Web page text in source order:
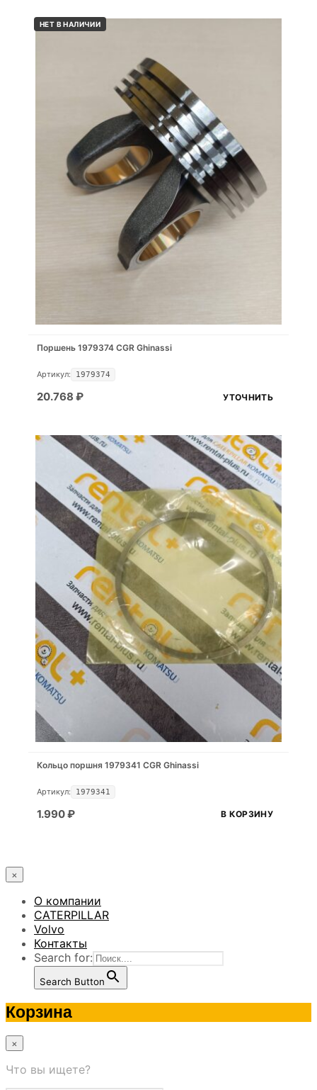
НЕТ В НАЛИЧИИ
Поршень 1979374 CGR Ghinassi
Артикул: 1979374
20.768 ₽ УТОЧНИТЬ
Кольцо поршня 1979341 CGR Ghinassi
Артикул: 1979341
1.990₽ В КОРЗИНУ
×
О компании
CATERPILLAR
Volvo
Контакты
Search for:
Search Button
Корзина
×
Что вы ищете?